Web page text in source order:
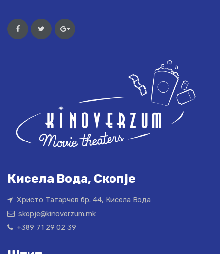
Кисела Вода, Скопје
Христо Татарчев бр. 44, Кисела Вода
skopje@kinoverzum.mk
+389 71 29 02 39